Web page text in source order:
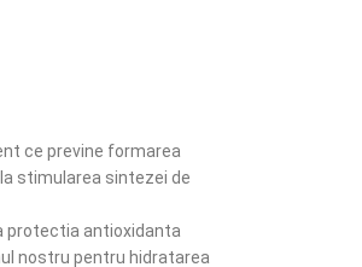
ce previne formarea
stimularea sintezei de
protectia antioxidanta
nostru pentru hidratarea